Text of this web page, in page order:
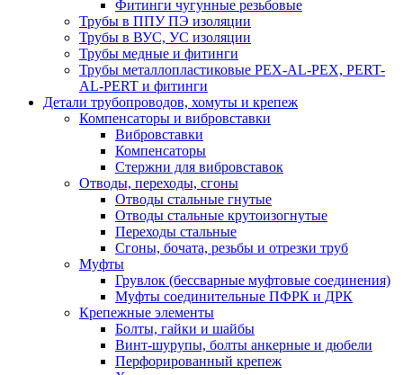
Фитинги чугунные резьбовые
Трубы в ППУ ПЭ изоляции
Трубы в ВУС, УС изоляции
Трубы медные и фитинги
Трубы металлопластиковые PEX-AL-PEX, PERT-
AL-PERT и фитинги
Детали трубопроводов, хомуты и крепеж
Компенсаторы и вибровставки
Вибровставки
Компенсаторы
Стержни для вибровставок
Отводы, переходы, сгоны
Отводы стальные гнутые
Отводы стальные крутоизогнутые
Переходы стальные
Сгоны, бочата, резьбы и отрезки труб
Муфты
Грувлок (бессварные муфтовые соединения)
Муфты соединительные ПФРК и ДРК
Крепежные элементы
Болты, гайки и шайбы
Винт-шурупы, болты анкерные и дюбели
Перфорированный крепеж